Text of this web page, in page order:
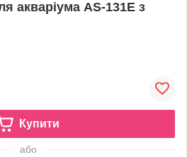
акваріума AS-131E з
Купити
або